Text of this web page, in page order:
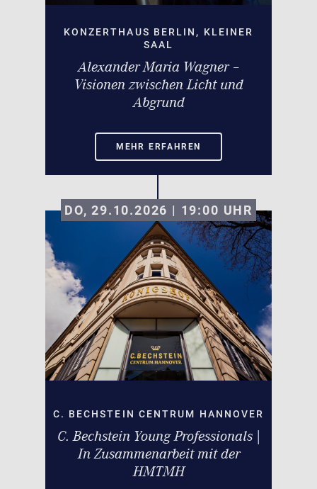
KONZERTHAUS BERLIN, KLEINER
SAAL
Alexander Maria Wagner –
Visionen zwischen Licht und
Abgrund
MEHR ERFAHREN
DO, 29.10.2026 | 19:00 UHR
C. BECHSTEIN CENTRUM HANNOVER
C. Bechstein Young Professionals |
In Zusammenarbeit mit der
HMTMH